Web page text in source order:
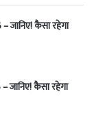
कैसा रहेगा
कैसा रहेगा